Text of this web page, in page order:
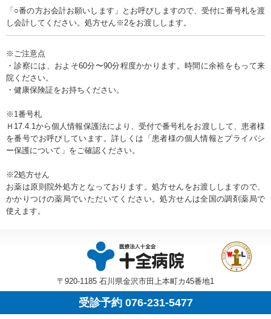
「○番の方お会計お願いします」とお呼びしますので、受付に番号札を渡
し会計してください。処方せん※2をお渡しします。
※ご注意点
・診察には、およそ60分〜90分程度かかります。時間に余裕をもって来
院ください。
・健康保険証をお持ちください。
※1番号札
Ｈ17.4.1から個人情報保護法により、受付で番号札をお渡しして、患者様
を番号でお呼びしています。詳しくは「患者様の個人情報とプライバシ
ー保護について」をご確認ください。
※2処方せん
お薬は原則院外処方となっております。処方せんをお渡ししますので、
かかりつけの薬局でいただいてください。処方せんは全国の調剤薬局で
使えます。
〒920-1185 石川県金沢市田上本町カ45番地1
受診予約 076-231-5477